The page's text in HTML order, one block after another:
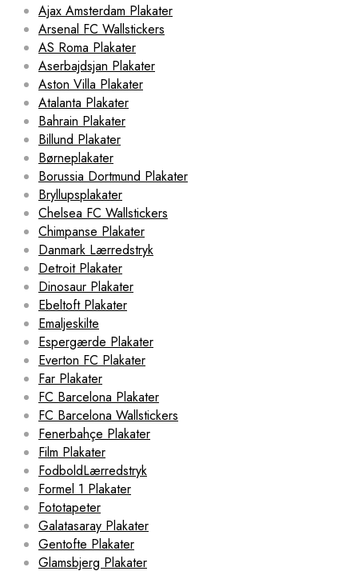
Ajax Amsterdam Plakater
Arsenal FC Wallstickers
AS Roma Plakater
Aserbajdsjan Plakater
Aston Villa Plakater
Atalanta Plakater
Bahrain Plakater
Billund Plakater
Børneplakater
Borussia Dortmund Plakater
Bryllupsplakater
Chelsea FC Wallstickers
Chimpanse Plakater
Danmark Lærredstryk
Detroit Plakater
Dinosaur Plakater
Ebeltoft Plakater
Emaljeskilte
Espergærde Plakater
Everton FC Plakater
Far Plakater
FC Barcelona Plakater
FC Barcelona Wallstickers
Fenerbahçe Plakater
Film Plakater
FodboldLærredstryk
Formel 1 Plakater
Fototapeter
Galatasaray Plakater
Gentofte Plakater
Glamsbjerg Plakater